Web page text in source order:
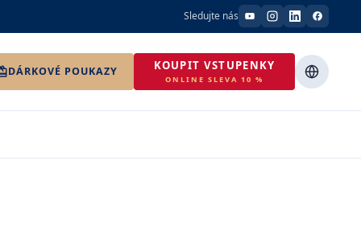
Sledujte nás
DÁRKOVÉ POUKAZY KOUPIT VSTUPENKY
ONLINE SLEVA 10 %